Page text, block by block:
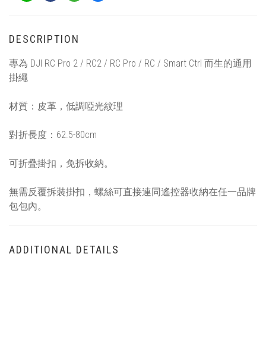
DESCRIPTION
專為 DJI RC Pro 2 / RC2 / RC Pro / RC / Smart Ctrl 而生的通用
掛繩
材質：皮革，低調啞光紋理
對折長度：62.5-80cm
可折疊掛扣，免拆收納。
無需反覆拆裝掛扣，螺絲可直接連同遙控器收納在任一品牌
包包內。
ADDITIONAL DETAILS